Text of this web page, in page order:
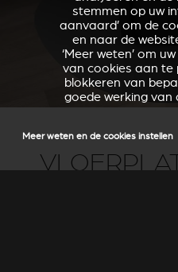
stemmen op uw
aanvaard’ om de
en naar de
‘Meer weten’ om
van cookies aan te
blokkeren van
goede werking van
Meer weten en de cookies instellen